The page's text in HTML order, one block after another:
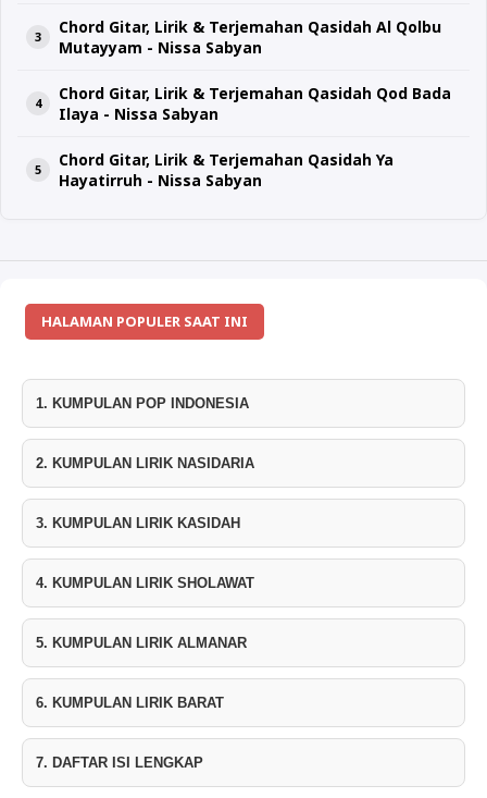
Chord Gitar, Lirik & Terjemahan Qasidah Al Qolbu
Mutayyam - Nissa Sabyan
Chord Gitar, Lirik & Terjemahan Qasidah Qod Bada
Ilaya - Nissa Sabyan
Chord Gitar, Lirik & Terjemahan Qasidah Ya
Hayatirruh - Nissa Sabyan
HALAMAN POPULER SAAT INI
1. KUMPULAN POP INDONESIA
2. KUMPULAN LIRIK NASIDARIA
3. KUMPULAN LIRIK KASIDAH
4. KUMPULAN LIRIK SHOLAWAT
5. KUMPULAN LIRIK ALMANAR
6. KUMPULAN LIRIK BARAT
7. DAFTAR ISI LENGKAP